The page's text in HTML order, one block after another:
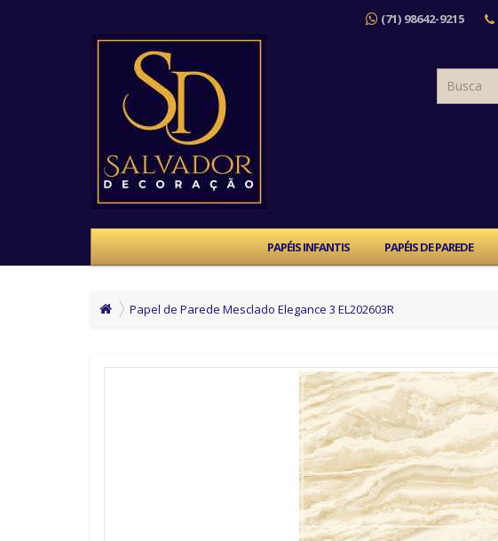
(71) 98642-9215
PAPÉIS INFANTIS PAPÉIS DE PAREDE
Papel de Parede Mesclado Elegance 3 EL202603R